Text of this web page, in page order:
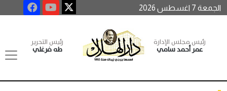
الجمعة 7 اغسطس 2026
رئيس مجلس الإدارة
عمر أحمد سامي
رئيس التحرير
طه فرغلي